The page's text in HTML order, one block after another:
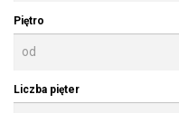
Piętro
Liczba pięter